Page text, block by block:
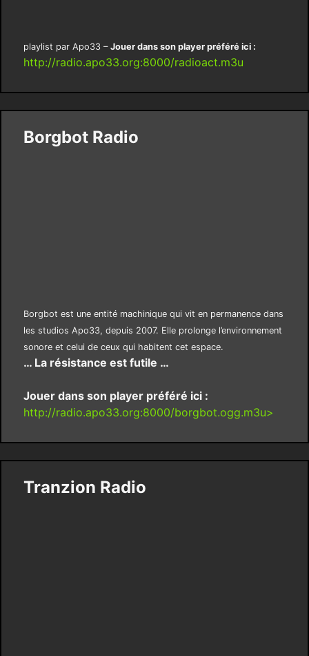
playlist par Apo33 – Jouer dans son player préféré ici :
http://radio.apo33.org:8000/radioact.m3u
Borgbot Radio
Borgbot est une entité machinique qui vit en permanence dans
les studios Apo33, depuis 2007. Elle prolonge l’environnement
sonore et celui de ceux qui habitent cet espace.
… La résistance est futile …
Jouer dans son player préféré ici :
http://radio.apo33.org:8000/borgbot.ogg.m3u>
Tranzion Radio